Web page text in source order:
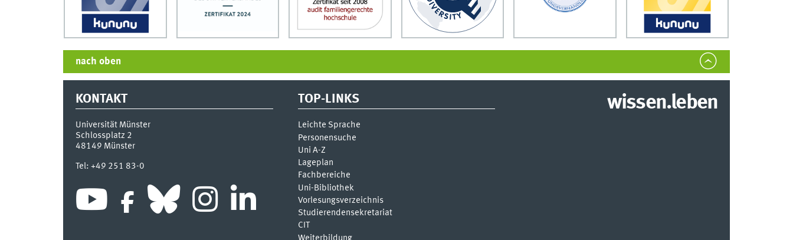
nach oben
KONTAKT
Universität Münster
Schlossplatz 2
48149 Münster
Tel: +49 251 83-0
TOP-LINKS
Leichte Sprache
Personensuche
Uni A-Z
Lageplan
Fachbereiche
Uni-Bi­bli­o­thek
Vor­le­sungs­ver­zeich­nis
Stu­die­ren­den­se­kre­ta­ri­at
CIT
wissen.leben